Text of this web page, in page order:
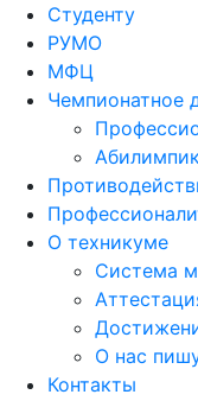
Студенту
РУМО
МФЦ
Чемпионатное
О техникуме
Система
О нас
Контакты